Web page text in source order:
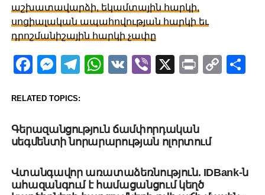
աշխատավարձի, եկամտային հարկի,
սոցիալական ապահովության հարկի եւ
դրոշմանիշային հարկի չափը
Facebook
Messenger
Telegram
WhatsApp
VKViber
X PrintCopy
RELATED TOPICS:
Գերազանցություն ճամփորդական
սեգմենտի նորարարության ոլորտում
Վտանգավոր առատաձեռնություն. IDBank-ն
ահազանգում է համացանցում կեղծ